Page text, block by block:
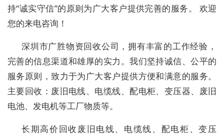
持“诚实守信”的原则为广大客户提供完善的服务。 欢迎
您的来电咨询！
深圳市广胜物资回收公司，拥有丰富的工作经验，
完善的信息渠道和雄厚的实力。我们坚持诚信、公平的
服务原则，致力于为广大客户提供方便和满意的服务。
主要回收：废旧电线、电缆线、配电柜、变压器、废旧
电池、发电机等工厂物质等。
长期高价回收废旧电线、电缆线、配电柜、变压